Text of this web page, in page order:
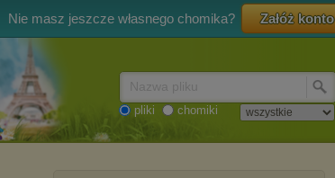
Nie masz jeszcze własnego chomika? Załóż konto
pliki chomiki